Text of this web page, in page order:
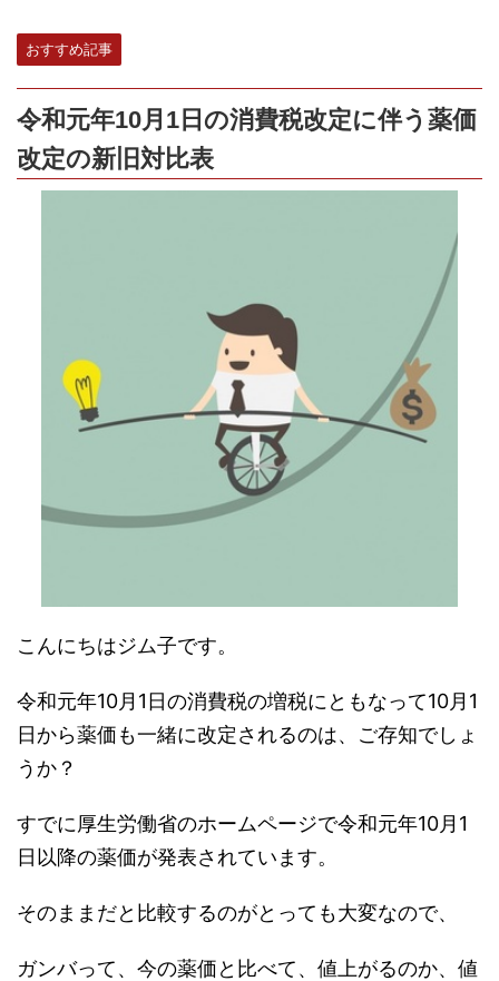
おすすめ記事
令和元年10月1日の消費税改定に伴う薬価
改定の新旧対比表
こんにちはジム子です。
令和元年10月1日の消費税の増税にともなって10月1
日から薬価も一緒に改定されるのは、ご存知でしょ
うか？
すでに厚生労働省のホームページで令和元年10月1
日以降の薬価が発表されています。
そのままだと比較するのがとっても大変なので、
ガンバって、今の薬価と比べて、値上がるのか、値